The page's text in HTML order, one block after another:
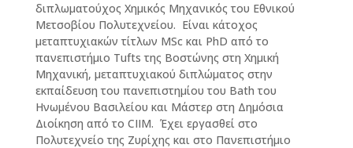
διπλωματούχος Χημικός Μηχανικός του Εθνικού
Μετσοβίου Πολυτεχνείου. Είναι κάτοχος
μεταπτυχιακών τίτλων MSc και PhD από το
πανεπιστήμιο Tuftsτης Βοστώνης στη Χημική
Μηχανική, μεταπτυχιακού διπλώματος στην
εκπαίδευση του πανεπιστημίου του Bathτου
Ηνωμένου Βασιλείου και Μάστερ στη Δημόσια
Διοίκηση από το CIIM. Έχει εργασθεί στο
Πολυτεχνείο της Ζυρίχης και στο Πανεπιστήμιο